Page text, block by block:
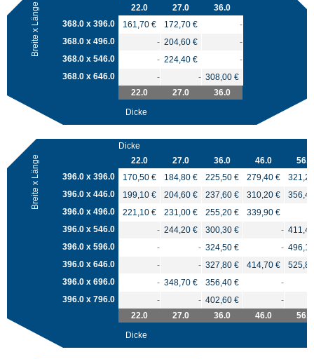
22.0
27.0 36.0
Breite x Länge 368.0 x 396.0 161,70 € 172,70 €
-
368.0 x 496.0
- 204,60 €
-
368.0 x 546.0
- 224,40 €
-
368.0 x 646.0
- - 308,00 €
22.0
27.0
36.0
Dicke
Dicke
22.0
27.0 36.0 46.0 56.0
Breite x Länge 396.0 x 396.0 170,50 € 184,80 € 225,50 € 279,40 €
396.0 x 446.0
199,10 € 204,60 € 237,60 € 310,20 €
396.0 x 496.0
221,10 € 231,00 € 255,20 €
339,90 €
396.0 x 546.0
- 244,20 € 300,30 € -
396.0 x 596.0
- - 324,50 € -
396.0 x 646.0
- - 327,80 € 414,70 €
396.0 x 696.0
- 348,70 € 356,40 €
-
396.0 x 796.0
- - 402,60 €
-
22.0
27.0 36.0 46.0
56.0
Dicke